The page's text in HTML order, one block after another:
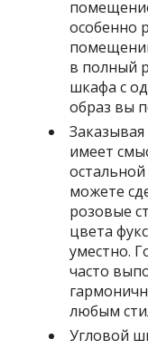
особенно
в полный
шкафа с
образ вы
имеет
можете
розовые
цвета
уместно.
часто
любым
Угловой